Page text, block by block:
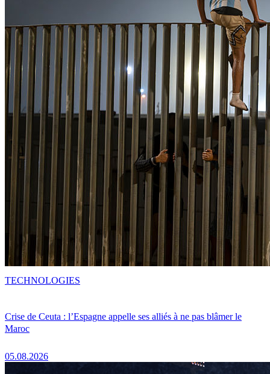
Crise de Ceuta : l’Espagne appelle ses alliés à ne pas blâmer le
Maroc
05.08.2026
TECHNOLOGIES